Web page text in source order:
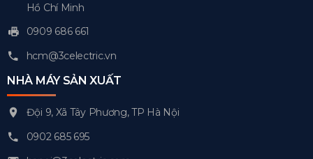
Hồ Chí Minh
0909 686 661
hcm@3celectric.vn
NHÀ MÁY SẢN XUẤT
Đội 9, Xã Tây Phương, TP Hà Nội
0902 685 695